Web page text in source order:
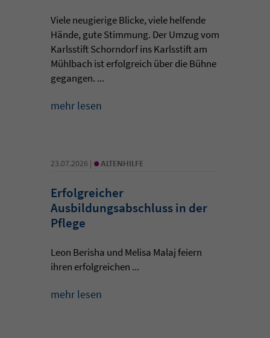
Viele neugierige Blicke, viele helfende
Hände, gute Stimmung. Der Umzug vom
Karlsstift Schorndorf ins Karlsstift am
Mühlbach ist erfolgreich über die Bühne
gegangen. ...
mehr lesen
23.07.2026 | • ALTENHILFE
Erfolgreicher
Ausbildungsabschluss in der
Pflege
Leon Berisha und Melisa Malaj feiern
ihren erfolgreichen ...
mehr lesen